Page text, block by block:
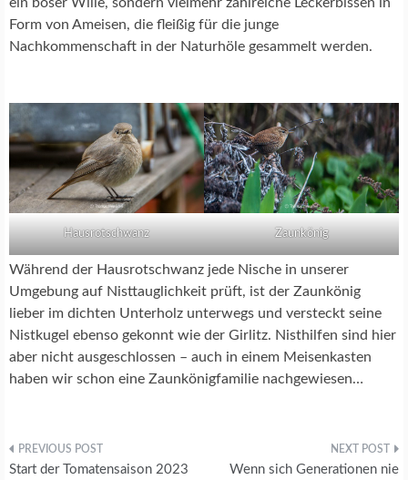
ein böser Wille, sondern vielmehr zahlreiche Leckerbissen in
Form von Ameisen, die fleißig für die junge
Nachkommenschaft in der Naturhöle gesammelt werden.
Hausrotschwanz Zaunkönig
Während der Hausrotschwanz jede Nische in unserer
Umgebung auf Nisttauglichkeit prüft, ist der Zaunkönig
lieber im dichten Unterholz unterwegs und versteckt seine
Nistkugel ebenso gekonnt wie der Girlitz. Nisthilfen sind hier
aber nicht ausgeschlossen – auch in einem Meisenkasten
haben wir schon eine Zaunkönigfamilie nachgewiesen…
Beitragsnavigation
Start der Tomatensaison 2023
Wenn sich Generationen nie